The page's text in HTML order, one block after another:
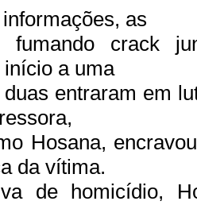
as
fumando crack
a uma
entraram em
Hosana,
da vítima.
de homicídio,